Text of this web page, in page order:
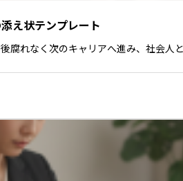
え状テンプレート
腐れなく次のキャリアへ進み、社会